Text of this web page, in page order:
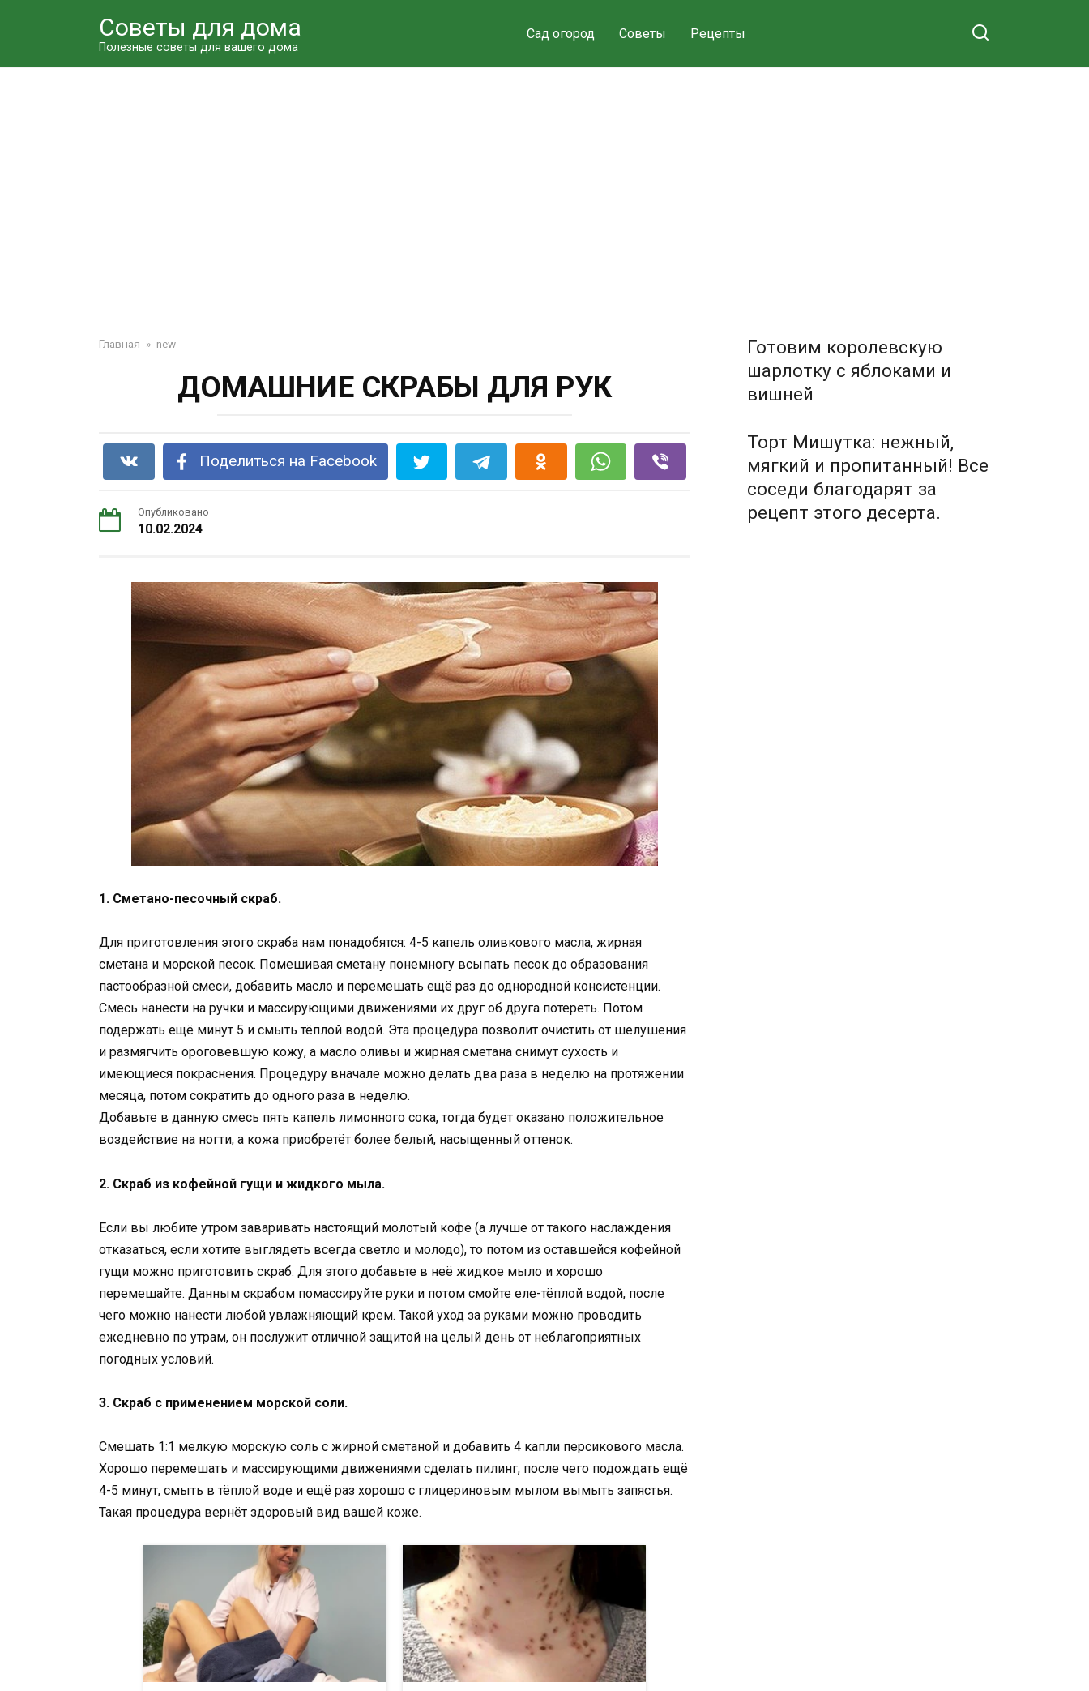
Советы для дома
Полезные советы для вашего дома
Сад огород Советы Рецепты
Главная » new
ДОМАШНИЕ СКРАБЫ ДЛЯ РУК
Поделиться на Facebook
Опубликовано
10.02.2024
1. Сметано-песочный скраб.
Для приготовления этого скраба нам понадобятся: 4-5 капель оливкового масла, жирная
сметана и морской песок. Помешивая сметану понемногу всыпать песок до образования
пастообразной смеси, добавить масло и перемешать ещё раз до однородной консистенции.
Смесь нанести на ручки и массирующими движениями их друг об друга потереть. Потом
подержать ещё минут 5 и смыть тёплой водой. Эта процедура позволит очистить от шелушения
и размягчить ороговевшую кожу, а масло оливы и жирная сметана снимут сухость и
имеющиеся покраснения. Процедуру вначале можно делать два раза в неделю на протяжении
месяца, потом сократить до одного раза в неделю.
Добавьте в данную смесь пять капель лимонного сока, тогда будет оказано положительное
воздействие на ногти, а кожа приобретёт более белый, насыщенный оттенок.
2. Скраб из кофейной гущи и жидкого мыла.
Если вы любите утром заваривать настоящий молотый кофе (а лучше от такого наслаждения
отказаться, если хотите выглядеть всегда светло и молодо), то потом из оставшейся кофейной
гущи можно приготовить скраб. Для этого добавьте в неё жидкое мыло и хорошо
перемешайте. Данным скрабом помассируйте руки и потом смойте еле-тёплой водой, после
чего можно нанести любой увлажняющий крем. Такой уход за руками можно проводить
ежедневно по утрам, он послужит отличной защитой на целый день от неблагоприятных
погодных условий.
3. Скраб с применением морской соли.
Смешать 1:1 мелкую морскую соль с жирной сметаной и добавить 4 капли персикового масла.
Хорошо перемешать и массирующими движениями сделать пилинг, после чего подождать ещё
4-5 минут, смыть в тёплой воде и ещё раз хорошо с глицериновым мылом вымыть запястья.
Такая процедура вернёт здоровый вид вашей коже.
Готовим королевскую
шарлотку с яблоками и
вишней
Торт Мишутка: нежный,
мягкий и пропитанный! Все
соседи благодарят за
рецепт этого десерта.